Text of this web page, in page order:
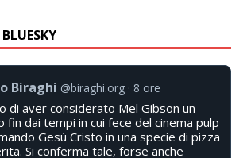
Biraghi @biraghi.org 8 ore
di aver considerato Mel Gibson un
fin dai tempi in cui fece del cinema pulp
Gesù Cristo in una specie di pizza
Si conferma tale, forse anche